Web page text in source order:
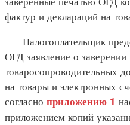
фактур и деклараций на
Налогоплательщик
ОГД заявление о заверении
товаросопроводительных
на товары и электронных
согласно приложению 1
приложением копий